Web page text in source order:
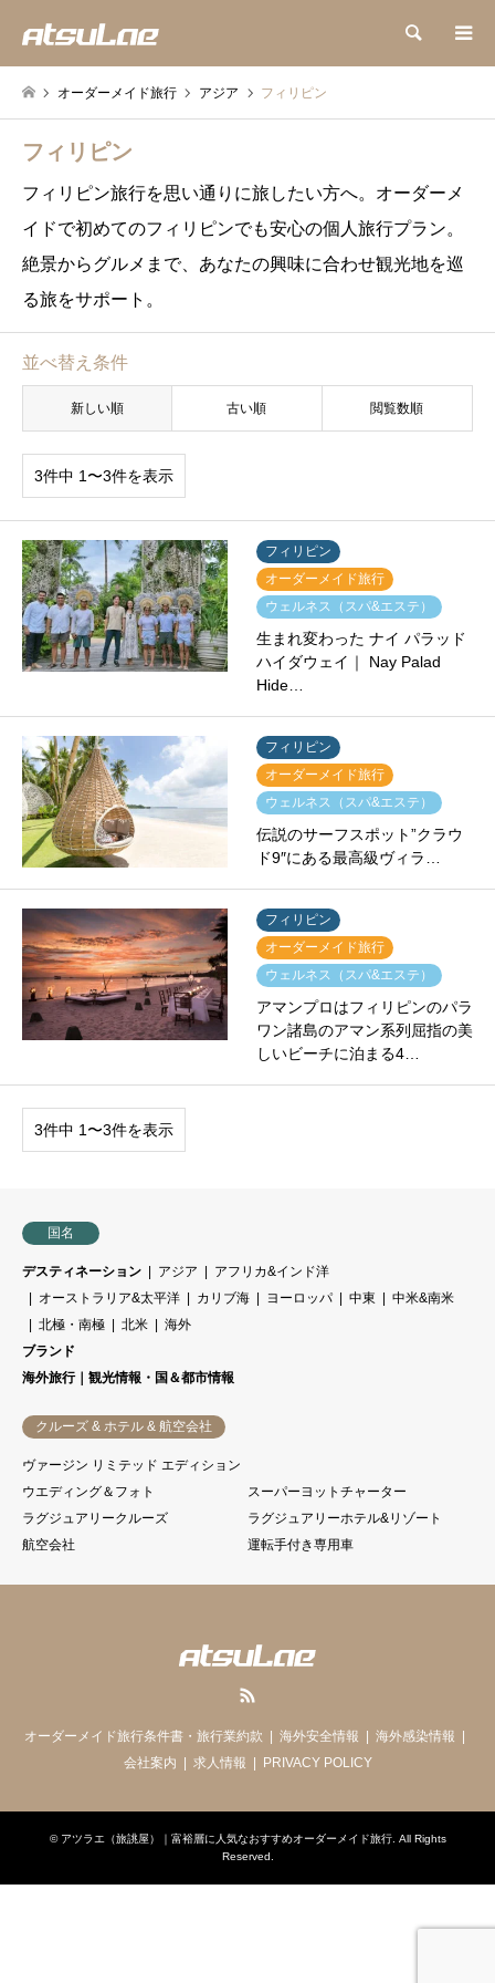
検索
オーダーメイド旅行 アジア フィリピン
フィリピン
フィリピン旅行を思い通りに旅したい方へ。オーダーメ
イドで初めてのフィリピンでも安心の個人旅行プラン。
絶景からグルメまで、あなたの興味に合わせ観光地を巡
る旅をサポート。
並べ替え条件
新しい順 古い順 閲覧数順
3件中 1〜3件を表示
フィリピン
オーダーメイド旅行
ウェルネス（スパ&エステ）
生まれ変わった ナイ パラッド
ハイダウェイ｜ Nay Palad
Hide…
フィリピン
オーダーメイド旅行
ウェルネス（スパ&エステ）
伝説のサーフスポット”クラウ
ド9″にある最高級ヴィラ…
フィリピン
オーダーメイド旅行
ウェルネス（スパ&エステ）
アマンプロはフィリピンのパラ
ワン諸島のアマン系列屈指の美
しいビーチに泊まる4…
3件中 1〜3件を表示
国名
デスティネーション アジア
アフリカ&インド洋
オーストラリア&太平洋
カリブ海 ヨーロッパ 中東
中米&南米
北極・南極
北米
海外
ブランド
海外旅行｜観光情報・国＆都市情報
クルーズ & ホテル & 航空会社
ヴァージン リミテッド エディション
ウエディング＆フォト
スーパーヨットチャーター
ラグジュアリークルーズ
ラグジュアリーホテル&リゾート
航空会社
運転手付き専用車
オーダーメイド旅行条件書・旅行業約款 海外安全情報
海外感染情報
会社案内
求人情報 PRIVACY POLICY
© アツラエ（旅誂屋）｜富裕層に人気なおすすめオーダーメイド旅行. All Rights
Reserved.